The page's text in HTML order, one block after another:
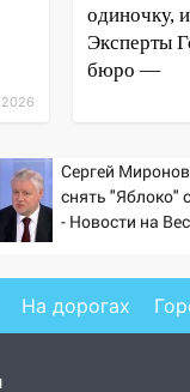
одиночку,
Эксперты
бюро —
Сергей
снять "Яблоко"
- Новости на
На дорогах